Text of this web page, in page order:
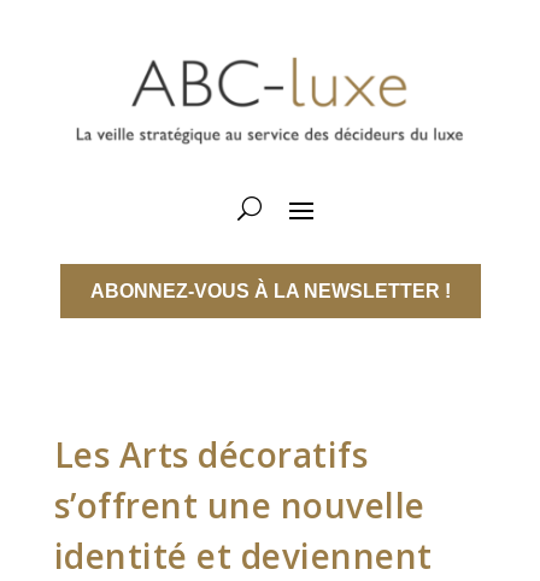
ABONNEZ-VOUS À LA NEWSLETTER !
Les Arts décoratifs
s’offrent une nouvelle
identité et deviennent